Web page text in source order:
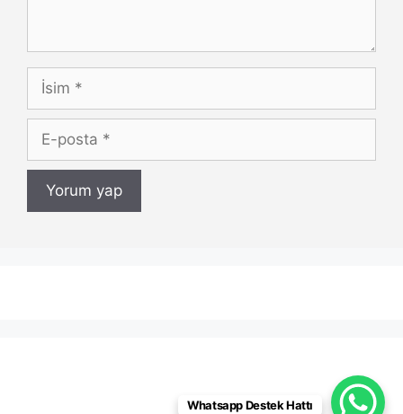
İsim
posta
Whatsapp Destek Hattı